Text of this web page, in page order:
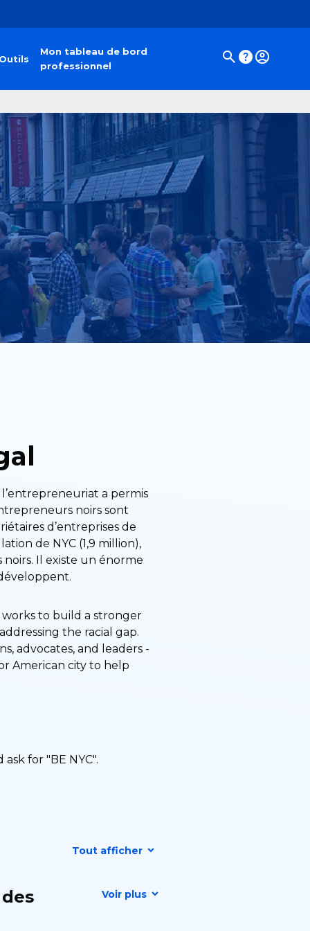
Mon tableau de bord
professionnel
a permis
noirs sont
d’entreprises de
de NYC (1,9 million),
Il existe un énorme
works to build a stronger
the racial gap.
advocates, and leaders -
American city to help
for "BE NYC".
Tout afficher